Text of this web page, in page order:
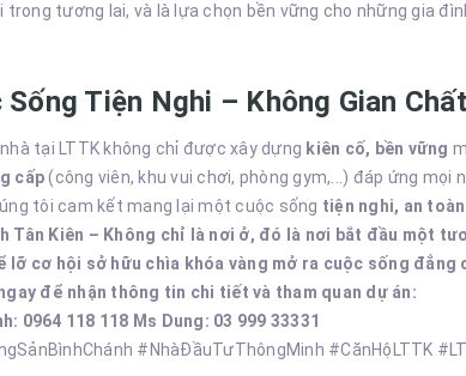
tương lai, và là lựa chọn bền vững cho những gia
Sống Tiện Nghi – Không Gian
tại LTTK không chỉ được xây dựng kiên cố, bền vững
cấp(công viên, khu vui chơi, phòng gym,...) đáp ứng mọi
tôi cam kết mang lại một cuộc sống tiện nghi, an
Tân Kiên – Không chỉ là nơi ở, đó là nơi bắt đầu một
lỡ cơ hội sở hữu chìa khóa vàng mở ra cuộc sống đẳng
để nhận thông tin chi tiết và tham quan dự án:
0964 118 118 Ms Dung: 03 999 33331
#NhàĐầuTưThôngMinh #CănHộLTTK